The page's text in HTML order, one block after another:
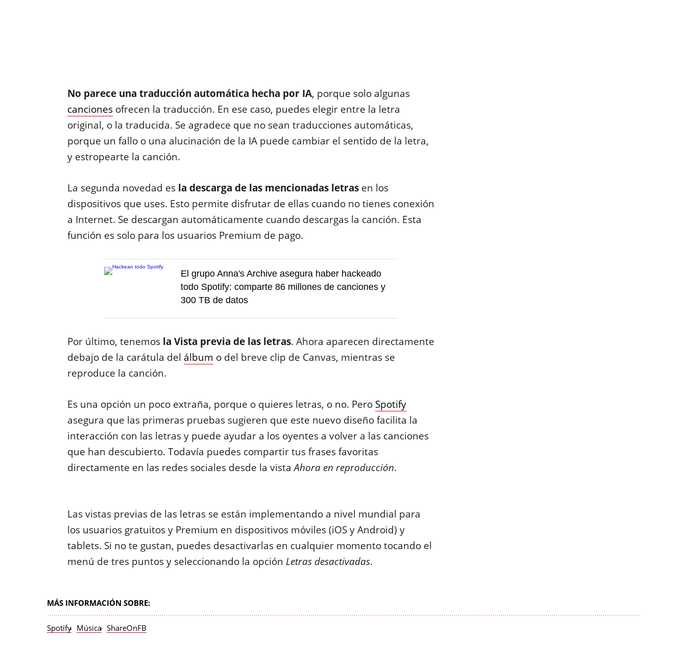
No parece una traducción automática hecha por IA, porque solo algunas
cancionesofrecen la traducción. En ese caso, puedes elegir entre la letra
original, o la traducida. Se agradece que no sean traducciones automáticas,
porque un fallo o una alucinación de la IA puede cambiar el sentido de la letra,
y estropearte la canción.
La segunda novedad es la descarga de las mencionadas letrasen los
dispositivos que uses. Esto permite disfrutar de ellas cuando no tienes conexión
a Internet. Se descargan automáticamente cuando descargas la canción. Esta
función es solo para los usuarios Premium de pago.
El grupo Anna's Archive asegura haber hackeado
todo Spotify: comparte 86 millones de canciones y
300 TB de datos
Por último, tenemos la Vista previa de las letras. Ahora aparecen directamente
debajo de la carátula del álbum o del breve clip de Canvas, mientras se
reproduce la canción.
Es una opción un poco extraña, porque o quieres letras, o no. Pero Spotify
asegura que las primeras pruebas sugieren que este nuevo diseño facilita la
interacción con las letras y puede ayudar a los oyentes a volver a las canciones
que han descubierto. Todavía puedes compartir tus frases favoritas
directamente en las redes sociales desde la vistaAhora en reproducción.
Las vistas previas de las letras se están implementando a nivel mundial para
los usuarios gratuitos y Premium en dispositivos móviles (iOS y Android) y
tablets. Si no te gustan, puedes desactivarlas en cualquier momento tocando el
menú de tres puntos y seleccionando la opción Letras desactivadas.
MÁS INFORMACIÓN SOBRE:
Spotify Música ShareOnFB